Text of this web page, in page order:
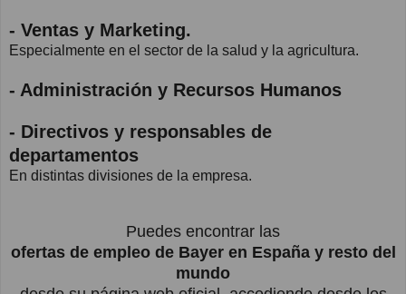
- Ventas y Marketing.
Especialmente en el sector de la salud y la agricultura.
- Administración y Recursos Humanos
- Directivos y responsables de
departamentos
En distintas divisiones de la empresa.
Puedes encontrar las
ofertas de empleo de Bayer en España y resto del
mundo